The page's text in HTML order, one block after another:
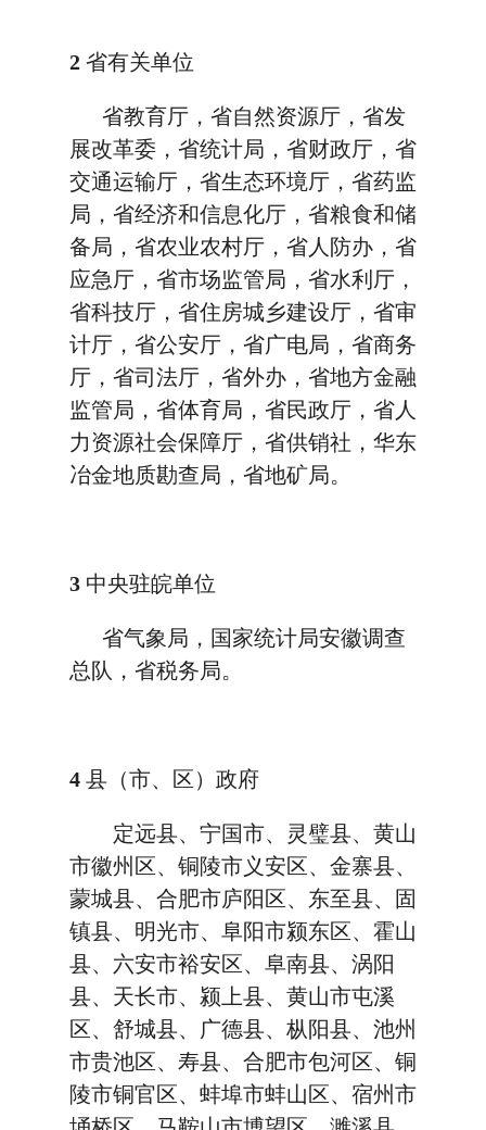
2 省有关单位
省教育厅，省自然资源厅，省发
展改革委，省统计局，省财政厅，省
交通运输厅，省生态环境厅，省药监
局，省经济和信息化厅，省粮食和储
备局，省农业农村厅，省人防办，省
应急厅，省市场监管局，省水利厅，
省科技厅，省住房城乡建设厅，省审
计厅，省公安厅，省广电局，省商务
厅，省司法厅，省外办，省地方金融
监管局，省体育局，省民政厅，省人
力资源社会保障厅，省供销社，华东
冶金地质勘查局，省地矿局。
3 中央驻皖单位
省气象局，国家统计局安徽调查
总队，省税务局。
4 县（市、区）政府
定远县、宁国市、灵璧县、黄山
市徽州区、铜陵市义安区、金寨县、
蒙城县、合肥市庐阳区、东至县、固
镇县、明光市、阜阳市颍东区、霍山
县、六安市裕安区、阜南县、涡阳
县、天长市、颍上县、黄山市屯溪
区、舒城县、广德县、枞阳县、池州
市贵池区、寿县、合肥市包河区、铜
陵市铜官区、蚌埠市蚌山区、宿州市